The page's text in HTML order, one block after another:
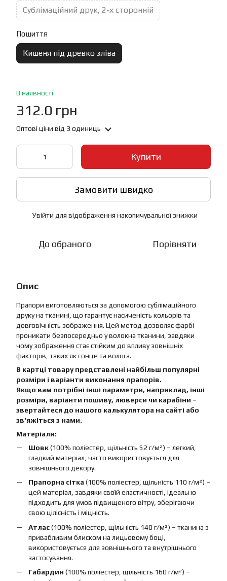
Сублімаційний друк, 2-х сторонній
Пошиття
Кишеня під древко зліва
В наявності
312.0 грн
Оптові ціни від 3 одиниць
Купити
Замовити швидко
Увійти для відображення накопичувальної знижки
До обраного Порівняти
Опис
Прапори виготовляються за допомогою сублімаційного
друку на тканині, що гарантує насиченість кольорів та
довговічність зображення. Цей метод дозволяє фарбі
проникати безпосередньо у волокна тканини, завдяки
чому зображення стає стійким до впливу зовнішніх
факторів, таких як сонце та волога.
В картці товару представлені найбільш популярні
розміри і варіанти виконання прапорів.
Якщо вам потрібні інші параметри, наприклад, інші
розміри, варіанти пошиву, люверси чи карабіни –
звертайтеся до нашого калькулятора на сайті або
зв'яжіться з нами.
Матеріали:
Шовк(100% поліестер, щільність 52 г/м²) – легкий,
гладкий матеріал, часто використовується для
зовнішнього декору.
Прапорна сітка (100% поліестер, щільність 110 г/м²) –
цей матеріал, завдяки своїй еластичності, ідеально
підходить для умов підвищеного вітру, зберігаючи
свою цілісність і міцність.
Атлас(100% поліестер, щільність 140 г/м²) – тканина з
привабливим блиском на лицьовому боці,
використовується для зовнішнього та внутрішнього
застосування.
Габардин (100% поліестер, щільність 160 г/м²) –